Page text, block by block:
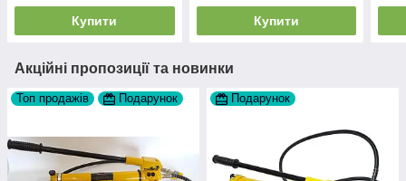
Купити Купити
Акційні пропозиції та новинки
Топ продажів Подарунок Подарунок